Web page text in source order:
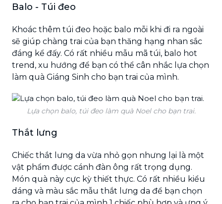
Balo - Túi đeo
Khoác thêm túi đeo hoặc balo mỗi khi đi ra ngoài
sẽ giúp chàng trai của bạn thăng hạng nhan sắc
đáng kể đấy. Có rất nhiều mẫu mã túi, balo hot
trend, xu hướng để bạn có thể cân nhắc lựa chọn
làm quà Giáng Sinh cho bạn trai của mình.
Lựa chọn balo, túi đeo làm quà Noel cho bạn trai.
Thắt lưng
Chiếc thắt lưng da vừa nhỏ gọn nhưng lại là một
vật phẩm được cánh đàn ông rất trọng dụng.
Món quà này cực kỳ thiết thực. Có rất nhiều kiểu
dáng và màu sắc mẫu thắt lưng da để bạn chọn